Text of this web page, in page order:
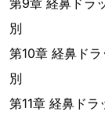
第9章 経鼻ドラ
別
第10章 経鼻ド
別
第11章 経鼻ド